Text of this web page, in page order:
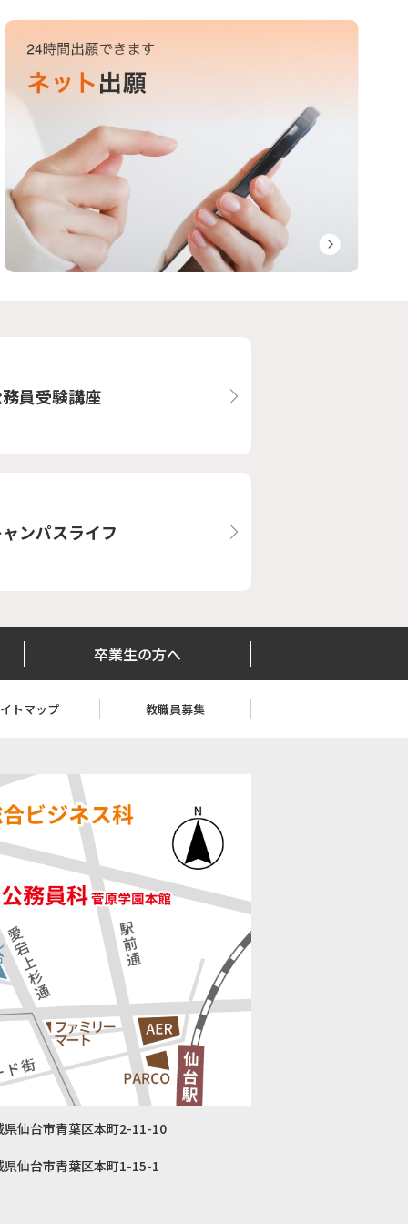
員受験講座
ンパスライフ
卒業生の方へ
トマップ 教職員募集
県仙台市青葉区本町2-11-10
県仙台市青葉区本町1-15-1